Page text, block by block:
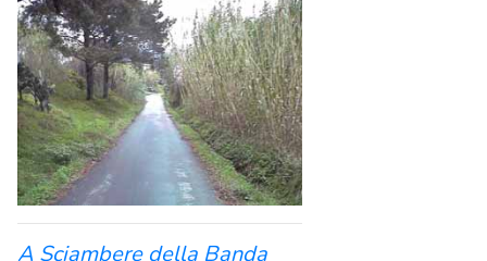
A Sciambere della Banda